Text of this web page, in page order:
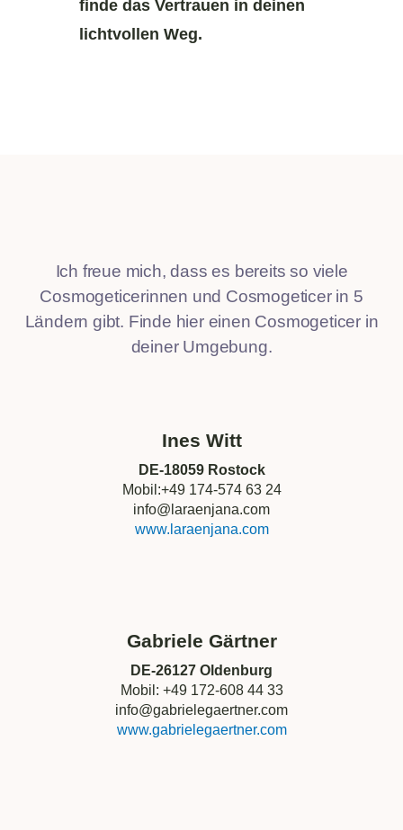
finde das Vertrauen in deinen
lichtvollen Weg.
Ich freue mich, dass es bereits so viele
Cosmogeticerinnen und Cosmogeticer in 5
Ländern gibt. Finde hier einen Cosmogeticer in
deiner Umgebung.
Ines Witt
DE-18059 Rostock
Mobil:+49 174-574 63 24
info@laraenjana.com
www.laraenjana.com
Gabriele Gärtner
DE-26127 Oldenburg
Mobil: +49 172-608 44 33
info@gabrielegaertner.com
www.gabrielegaertner.com